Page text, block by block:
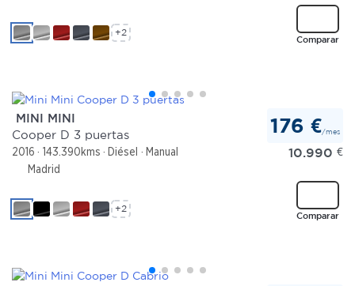
Comparar
+2
MINI MINI
Cooper D 3 puertas
2016 143.390kms Diésel
Manual
Madrid
176 €/mes
10.990 €
Comparar
+2